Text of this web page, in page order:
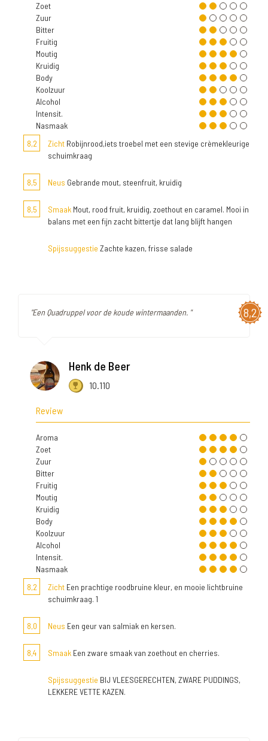
Zoet
Zuur
Bitter
Fruitig
Moutig
Kruidig
Body
Koolzuur
Alcohol
Intensit.
Nasmaak
8,2
Zicht Robijnrood,iets troebel met een stevige crèmekleurige
schuimkraag
8,5 Neus Gebrande mout, steenfruit, kruidig
8,5 Smaak Mout, rood fruit, kruidig, zoethout en caramel. Mooi in
balans met een fijn zacht bittertje dat lang blijft hangen
Spijssuggestie Zachte kazen, frisse salade
8,2
"Een Quadruppel voor de koude wintermaanden. "
Henk de Beer
10.110
Review
Aroma
Zoet
Zuur
Bitter
Fruitig
Moutig
Kruidig
Body
Koolzuur
Alcohol
Intensit.
Nasmaak
8,2
Zicht Een prachtige roodbruine kleur, en mooie lichtbruine
schuimkraag. 1
8,0 Neus Een geur van salmiak en kersen.
8,4 Smaak Een zware smaak van zoethout en cherries.
Spijssuggestie BIJ VLEESGERECHTEN, ZWARE PUDDINGS,
LEKKERE VETTE KAZEN.